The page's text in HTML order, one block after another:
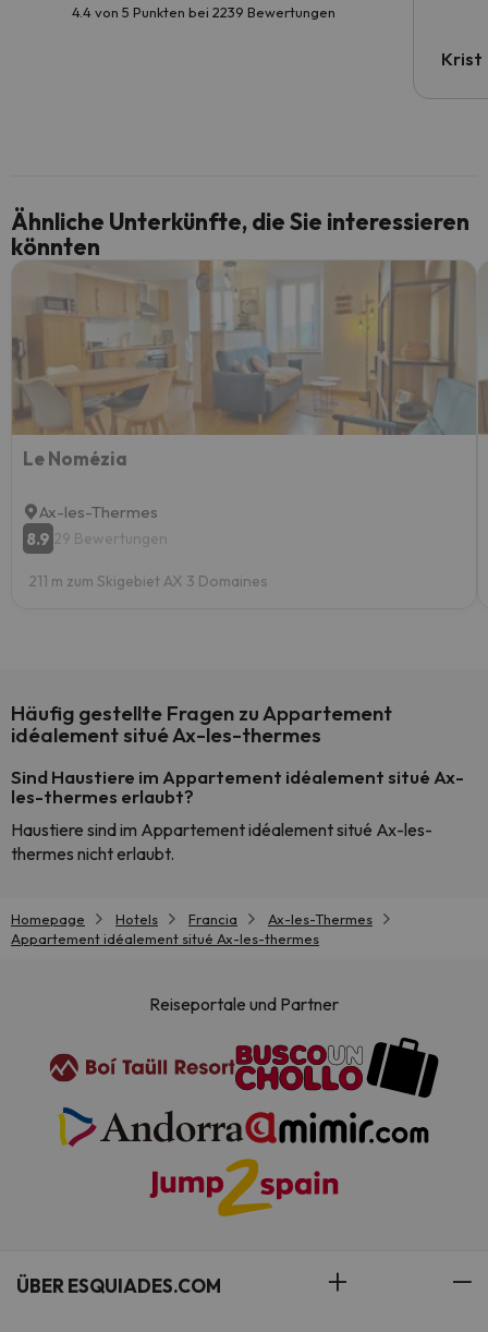
4.4 von 5 Punkten bei 2239 Bewertungen
Krist
Ähnliche Unterkünfte, die Sie interessieren
könnten
Le Nomézia
Ax-les-Thermes
8.9 29 Bewertungen
211 m zum Skigebiet AX 3 Domaines
Häufig gestellte Fragen zu Appartement
idéalement situé Ax-les-thermes
Sind Haustiere im Appartement idéalement situé Ax-
les-thermes erlaubt?
Haustiere sind im Appartement idéalement situé Ax-les-
thermes nicht erlaubt.
Homepage Hotels Francia
Ax-les-Thermes
Appartement idéalement situé Ax-les-thermes
Reiseportale und Partner
ÜBER ESQUIADES.COM